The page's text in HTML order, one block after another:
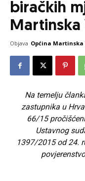
biračkih
Martinska
Objava Općina Martinska
Na temelju
zastupnika u
66/15
Ustavnog
1397/2015 od 24.